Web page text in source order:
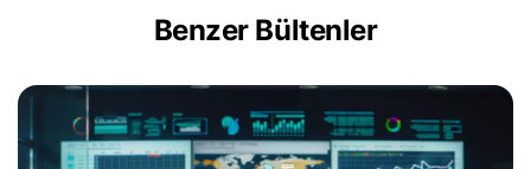
Benzer Bültenler